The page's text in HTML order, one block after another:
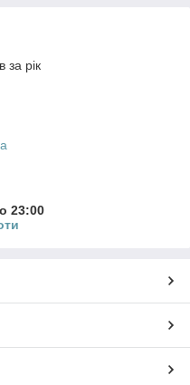
за рік
23:00